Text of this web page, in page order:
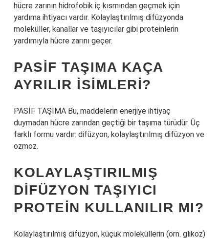
hücre zarının hidrofobik iç kısmından geçmek için
yardıma ihtiyacı vardır. Kolaylaştırılmış difüzyonda
moleküller, kanallar ve taşıyıcılar gibi proteinlerin
yardımıyla hücre zarını geçer.
PASIF TAŞIMA KAÇA
AYRILIR ISIMLERI?
PASİF TAŞIMA Bu, maddelerin enerjiye ihtiyaç
duymadan hücre zarından geçtiği bir taşıma türüdür. Üç
farklı formu vardır: difüzyon, kolaylaştırılmış difüzyon ve
ozmoz.
KOLAYLAŞTIRILMIŞ
DIFÜZYON TAŞIYICI
PROTEIN KULLANILIR MI?
Kolaylaştırılmış difüzyon, küçük moleküllerin (örn. glikoz)